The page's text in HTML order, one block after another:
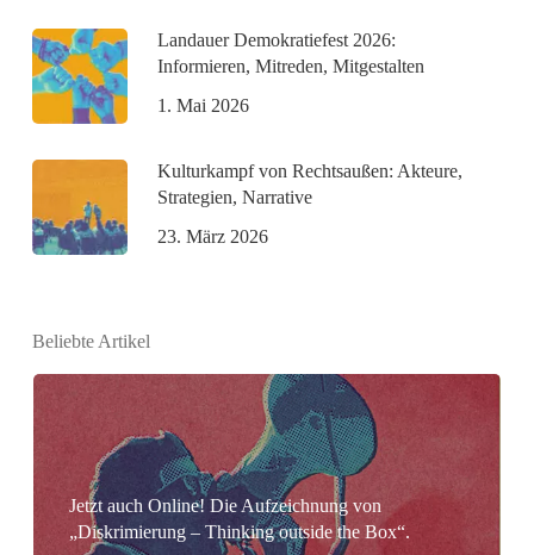
Landauer Demokratiefest 2026:
Informieren, Mitreden, Mitgestalten
1. Mai 2026
Kulturkampf von Rechtsaußen: Akteure,
Strategien, Narrative
23. März 2026
Beliebte Artikel
Jetzt auch Online! Die Aufzeichnung von
„Diskrimierung – Thinking outside the Box“.